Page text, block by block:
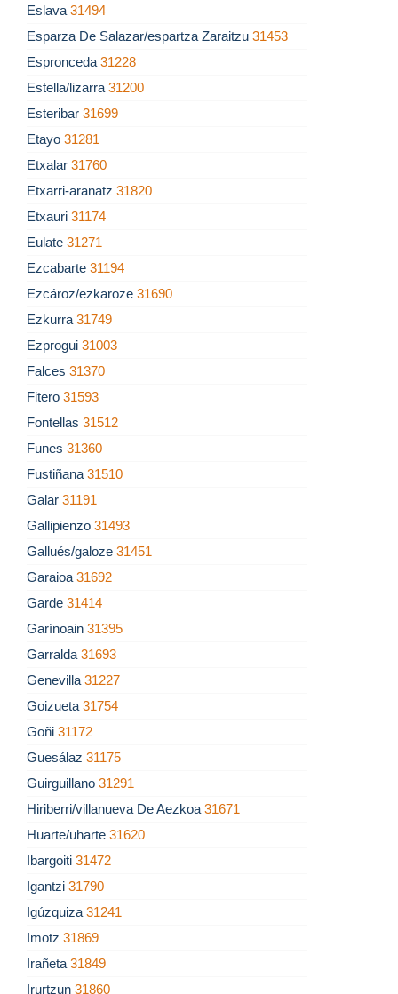
Eslava 31494
Esparza De Salazar/espartza Zaraitzu 31453
Espronceda 31228
Estella/lizarra 31200
Esteribar 31699
Etayo 31281
Etxalar 31760
Etxarri-aranatz 31820
Etxauri 31174
Eulate 31271
Ezcabarte 31194
Ezcároz/ezkaroze 31690
Ezkurra 31749
Ezprogui 31003
Falces 31370
Fitero 31593
Fontellas 31512
Funes 31360
Fustiñana 31510
Galar 31191
Gallipienzo 31493
Gallués/galoze 31451
Garaioa 31692
Garde 31414
Garínoain 31395
Garralda 31693
Genevilla 31227
Goizueta 31754
Goñi 31172
Guesálaz 31175
Guirguillano 31291
Hiriberri/villanueva De Aezkoa 31671
Huarte/uharte 31620
Ibargoiti 31472
Igantzi 31790
Igúzquiza 31241
Imotz 31869
Irañeta 31849
Irurtzun 31860